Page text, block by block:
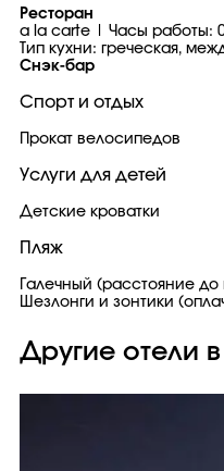
Ресторан
a la carte | Часы работы:
Тип кухни: греческая,
Снэк-бар
Спорт и отдых
Прокат велосипедов
Услуги для детей
Детские кроватки
Пляж
Галечный (расстояние
Шезлонги и зонтики
Другие отели